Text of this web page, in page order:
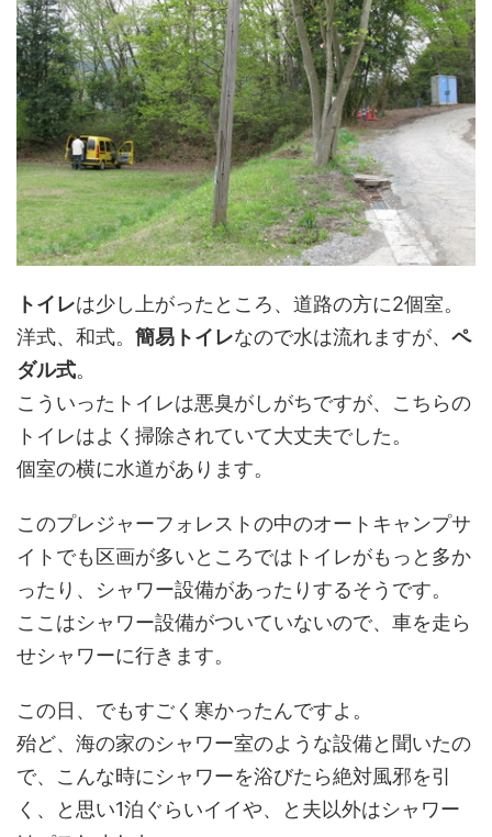
トイレは少し上がったところ、道路の方に2個室。
洋式、和式。 簡易トイレなので水は流れますが、 ペ
ダル式。
こういったトイレは悪臭がしがちですが、こちらの
トイレはよく掃除されていて大丈夫でした。
個室の横に水道があります。
このプレジャーフォレストの中のオートキャンプサ
イトでも区画が多いところではトイレがもっと多か
ったり、シャワー設備があったりするそうです。
ここはシャワー設備がついていないので、車を走ら
せシャワーに行きます。
この日、でもすごく寒かったんですよ。
殆ど、海の家のシャワー室のような設備と聞いたの
で、こんな時にシャワーを浴びたら絶対風邪を引
く、と思い1泊ぐらいイイや、と夫以外はシャワー